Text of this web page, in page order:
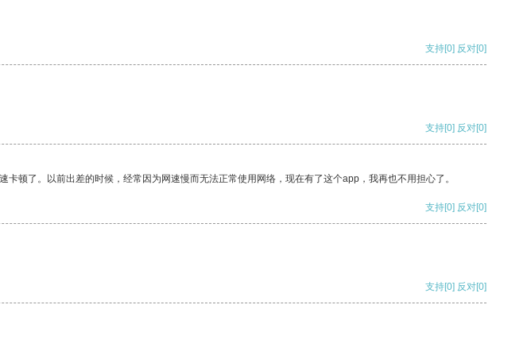
支持[0] 反对[0]
支持[0] 反对[0]
顿了。以前出差的时候，经常因为网速慢而无法正常使用网络，现在有了这个app，我再也不用担心了。
支持[0] 反对[0]
支持[0] 反对[0]